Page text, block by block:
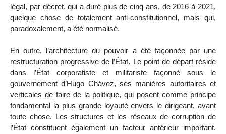
légal, par décret, qui a duré plus de cinq ans, de 2016 à 2021,
quelque chose de totalement anti-constitutionnel, mais qui,
paradoxalement, a été normalisé.
En outre, l’architecture du pouvoir a été façonnée par une
restructuration progressive de l’État. Le point de départ réside
dans l’État corporatiste et militariste façonné sous le
gouvernement d’Hugo Chávez, ses manières autoritaires et
verticales de faire de la politique, qui posent comme principe
fondamental la plus grande loyauté envers le dirigeant, avant
toute chose. Les structures et les réseaux de corruption de
l’État constituent également un facteur antérieur important.